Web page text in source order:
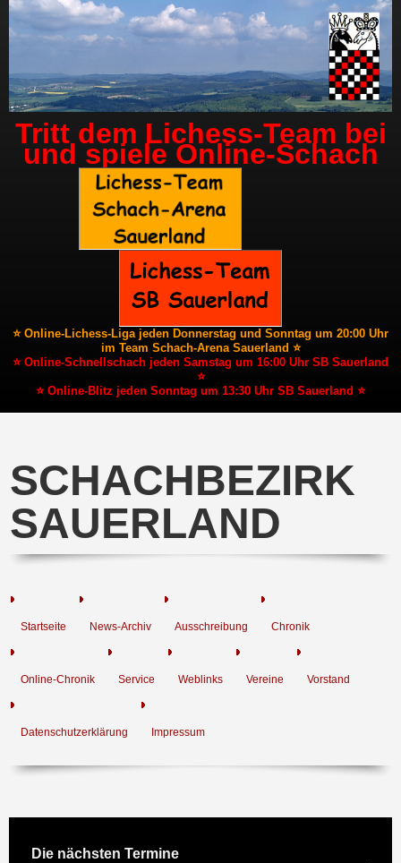
Tritt dem Lichess-Team bei
und spiele Online-Schach
⭐ Online-Lichess-Liga jeden Donnerstag und Sonntag um 20:00 Uhr
im Team Schach-Arena Sauerland ⭐
⭐ Online-Schnellschach jeden Samstag um 16:00 Uhr SB Sauerland
⭐
⭐ Online-Blitz jeden Sonntag um 13:30 Uhr SB Sauerland ⭐
SCHACHBEZIRK
SAUERLAND
Startseite News-Archiv Ausschreibung Chronik
Online-Chronik Service Weblinks Vereine Vorstand
Datenschutzerklärung Impressum
Die nächsten Termine